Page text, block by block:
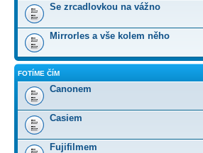
Se zrcadlovkou na vážno
Mirrorles a vše kolem něho
FOTÍME ČÍM
Canonem
Casiem
Fujifilmem